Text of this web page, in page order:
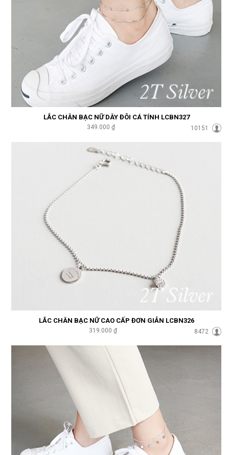
LẮC CHÂN BẠC NỮ DÂY ĐÔI CÁ TÍNH LCBN327
349.000 ₫ 10151
LẮC CHÂN BẠC NỮ CAO CẤP ĐƠN GIẢN LCBN326
319.000 ₫ 8472